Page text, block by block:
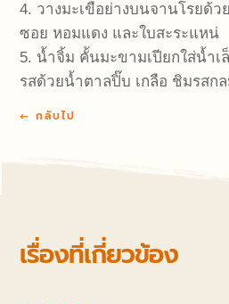
4. วางมะเขือย่างบนจานโรยด้ว
ซอย หอมแดง และใบสะระแหน่
5. น้ำจิ้ม คั้นมะขามเปียกใส่น้ำเ
รสด้วยน้ำตาลปิ๊บ เกลือ ชิมรสก
←กลับไป
เรื่องที่เกี่ยวข้อง